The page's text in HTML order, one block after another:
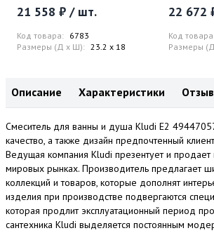
21 558 ₽ / шт.
Код товара: 6783
Размеры (Д x Ш): 23.2 x 18
22 672
Код
Размеры
Описание Характеристики
Смеситель для ванны и душа Kludi E2
качество, а также дизайн предпочтенный
Ведущая компания Kludi презентует и
мировых рынках. Производитель предлагает
коллекций и товаров, которые дополнят
изделия при производстве подвергаются
которая продлит эксплуатационный период
сантехника Kludi выделяется постоянным